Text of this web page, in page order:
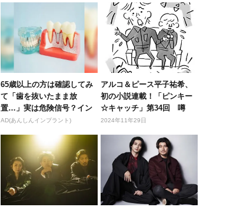
65歳以上の方は確認してみ
て「歯を抜いたまま放
置…」実は危険信号？イン
プラント始...
AD(あんしんインプラント)
アルコ＆ピース平子祐希、
初の小説連載！「ピンキー
☆キャッチ」第34回 噂
2024年11年29日